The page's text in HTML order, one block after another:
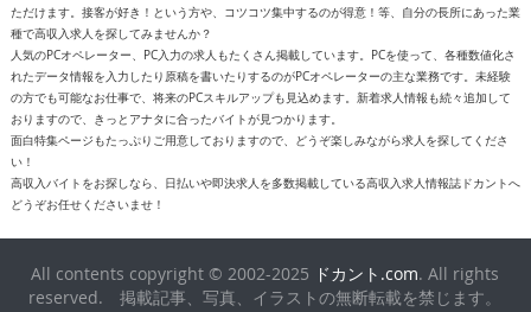
ただけます。接客が好き！という方や、コツコツ集中するのが得意！等、自分の長所にあった業
種で高収入求人を探してみませんか？
人気のPCオペレーター、PC入力の求人もたくさん掲載しています。PCを使って、各種数値化さ
れたデータ情報を入力したり原稿を書いたりするのがPCオペレーターの主な業務です。未経験
の方でも可能なお仕事で、将来のPCスキルアップも見込めます。新着求人情報も続々追加して
おりますので、きっとアナタに合ったバイトが見つかります。
面白特集ページもたっぷりご用意しておりますので、どうぞ楽しみながら求人を探してくださ
い！
高収入バイトをお探しなら、日払いや即決求人を多数掲載している高収入求人情報誌ドカントへ
どうぞお任せくださいませ！
All contents copyright © 2002-2025 ドカント.com. All rights
reserved. 掲載記事、写真、イラストの無断転載を禁じます。